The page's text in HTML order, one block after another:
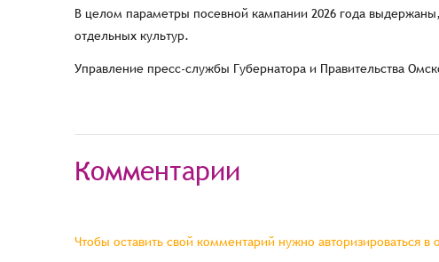
В целом параметры посевной кампании 2026 года
отдельных культур.
Управление пресс-службы Губернатора и Правительства
Комментарии
Чтобы оставить свой комментарий нужно авторизироваться в